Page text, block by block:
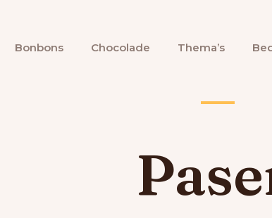
Bonbons Chocolade Thema’s